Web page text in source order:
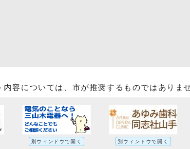
容については、市が推奨するものではありま
別ウィンドウで開く 別ウィンドウで開く